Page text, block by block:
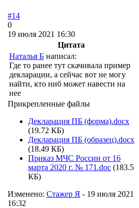
#14
0
19 июля 2021 16:30
Цитата
Наталья Б написал:
Где то ранее тут скачивала пример
декларации, а сейчас вот не могу
найти, кто ниб может навести на
нее
Прикрепленные файлы
Декларация ПБ (форма).docx
(19.72 КБ)
Декларация ПБ (образец).docx
(18.49 КБ)
Приказ МЧС России от 16
марта 2020 г. № 171.doc (183.5
КБ)
Изменено: Стажер Я - 19 июля 2021
16:32